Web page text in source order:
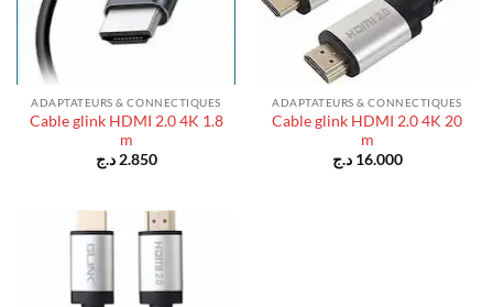
ADAPTATEURS & CONNECTIQUES
Cable glink HDMI 2.0 4K 1.8
m
2.850 د.ج
ADAPTATEURS & CONNECTIQUES
Cable glink HDMI 2.0 4K 20
m
16.000 د.ج